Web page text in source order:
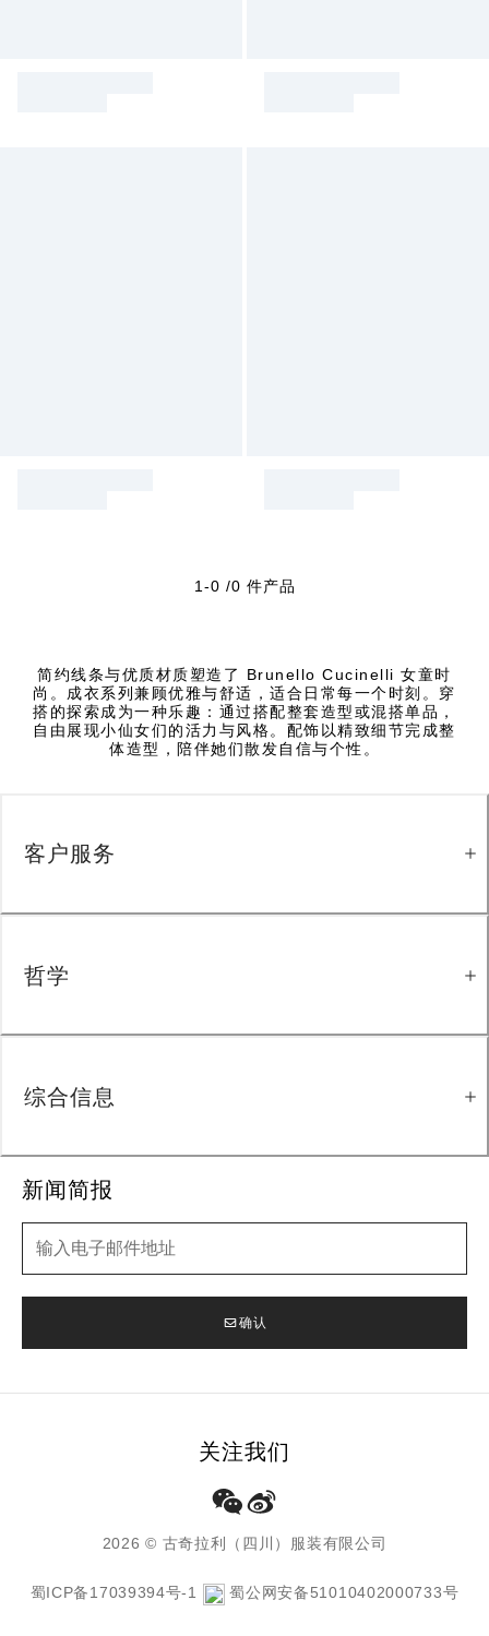
1-0 /0 件产品
简约线条与优质材质塑造了 Brunello Cucinelli 女童时
尚。成衣系列兼顾优雅与舒适，适合日常每一个时刻。穿
搭的探索成为一种乐趣：通过搭配整套造型或混搭单品，
自由展现小仙女们的活力与风格。配饰以精致细节完成整
体造型，陪伴她们散发自信与个性。
新闻简报
确认
客户服务
哲学
综合信息
关注我们
2026 © 古奇拉利（四川）服装有限公司
蜀ICP备17039394号-1 蜀公网安备51010402000733号